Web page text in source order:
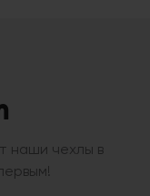
наши чехлы в